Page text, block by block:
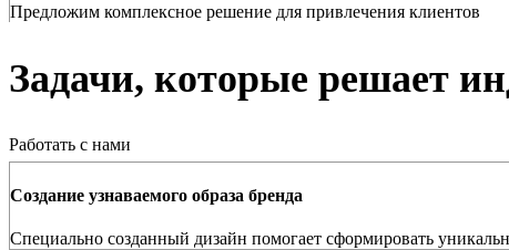
Предложим комплексное решение для привлечения клиентов
Задачи, которые решает
Работать с нами
Создание узнаваемого образа бренда
Специально созданный дизайн помогает сформировать